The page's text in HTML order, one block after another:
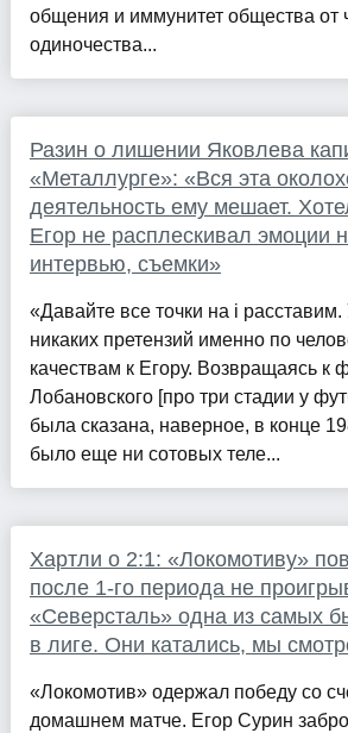
общения и иммунитет общества от
одиночества...
Разин о лишении Яковлева
«Металлурге»: «Вся эта
деятельность ему мешает.
Егор не расплескивал эмоции
интервью, съемки»
«Давайте все точки на i
никаких претензий именно по
качествам к Егору. Возвращаясь к
Лобановского [про три стадии у
была сказана, наверное, в конце
было еще ни сотовых теле...
Хартли о 2:1: «Локомотиву»
после 1-го периода не
«Северсталь» одна из самых
в лиге. Они катались, мы
«Локомотив» одержал победу со
домашнем матче. Егор Сурин